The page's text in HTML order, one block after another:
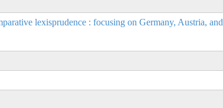
lexisprudence : focusing on Germany, Austria, and